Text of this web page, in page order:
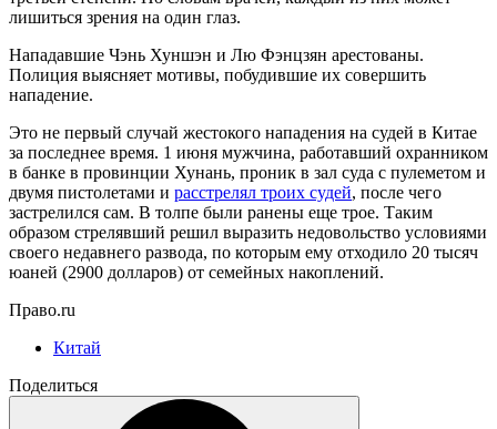
лишиться зрения на один глаз.
Нападавшие Чэнь Хуншэн и Лю Фэнцзян арестованы.
Полиция выясняет мотивы, побудившие их совершить
нападение.
Это не первый случай жестокого нападения на судей в Китае
за последнее время. 1 июня мужчина, работавший охранником
в банке в провинции Хунань, проник в зал суда с пулеметом и
двумя пистолетами и расстрелял троих судей, после чего
застрелился сам. В толпе были ранены еще трое. Таким
образом стрелявший решил выразить недовольство условиями
своего недавнего развода, по которым ему отходило 20 тысяч
юаней (2900 долларов) от семейных накоплений.
Право.ru
Китай
Поделиться